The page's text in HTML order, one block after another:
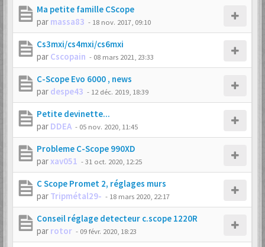
Ma petite famille CScope
par massa83 - 18 nov. 2017, 09:10
Cs3mxi/cs4mxi/cs6mxi
par Cscopain - 08 mars 2021, 23:33
C-Scope Evo 6000 , news
par despe43 - 12 déc. 2019, 18:39
Petite devinette...
par DDEA - 05 nov. 2020, 11:45
Probleme C-Scope 990XD
parxav051 -31 oct. 2020, 12:25
C Scope Promet 2, réglages murs
par Tripmétal29- - 18 mars 2020, 22:17
Conseil réglage detecteur c.scope 1220R
par rotor - 09 févr. 2020, 18:23